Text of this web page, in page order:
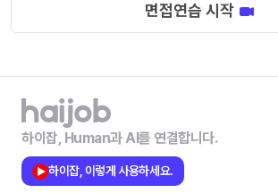
면접연습 시작
하이잡, Human과 AI를 연결합니다.
하이잡, 이렇게 사용하세요.